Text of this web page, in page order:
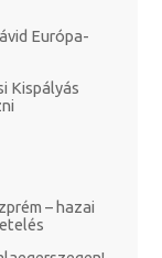
Európa-
Kispályás
– hazai